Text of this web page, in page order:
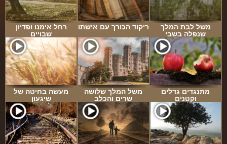
רחל אימנו ופדיון
שבויים
ריקוד הכורך עם אישתו
משל לבת המלך
שנפלה בשבי
מעשה בחיטה של
שיגעון
משל המלך שלושה
שרים והכלב
מתנגדים גדלים
וקטנים